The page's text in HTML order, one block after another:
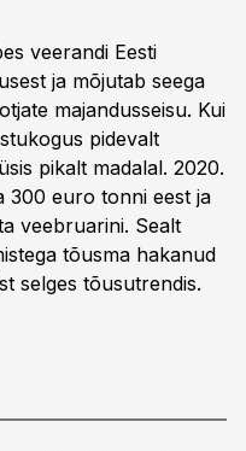
veerandi Eesti
ja mõjutab seega
majandusseisu. Kui
pidevalt
pikalt madalal. 2020.
300 euro tonni eest ja
veebruarini. Sealt
tõusma hakanud
selges tõusutrendis.